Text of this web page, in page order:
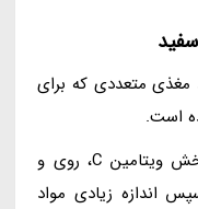
مغذی متعددی که برای
است.
این سوپ سالم خامه ای و آرامش بخش ویتامین C، روی و
اندازه زیادی مواد